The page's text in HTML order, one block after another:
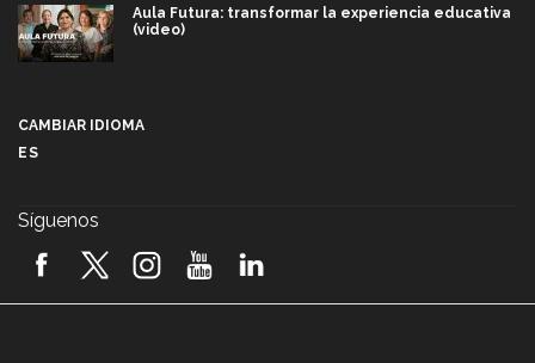
Aula Futura: transformar la experiencia educativa
(video)
2026! (video)
CAMBIAR IDIOMA
ES
Síguenos